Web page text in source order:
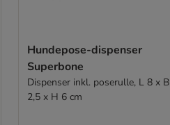
Hundepose-dispenser
Superbone
Dispenser inkl. poserulle, L 8 x B
2,5 x H 6 cm